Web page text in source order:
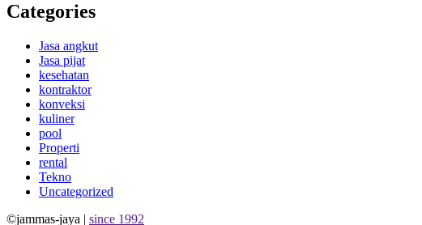
Categories
Jasa angkut
Jasa pijat
kesehatan
kontraktor
konveksi
kuliner
pool
Properti
rental
Tekno
Uncategorized
©jammas-jaya | since 1992